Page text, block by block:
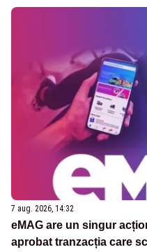
7 aug. 2026, 14:32
eMAG are un singur
aprobat tranzacția care